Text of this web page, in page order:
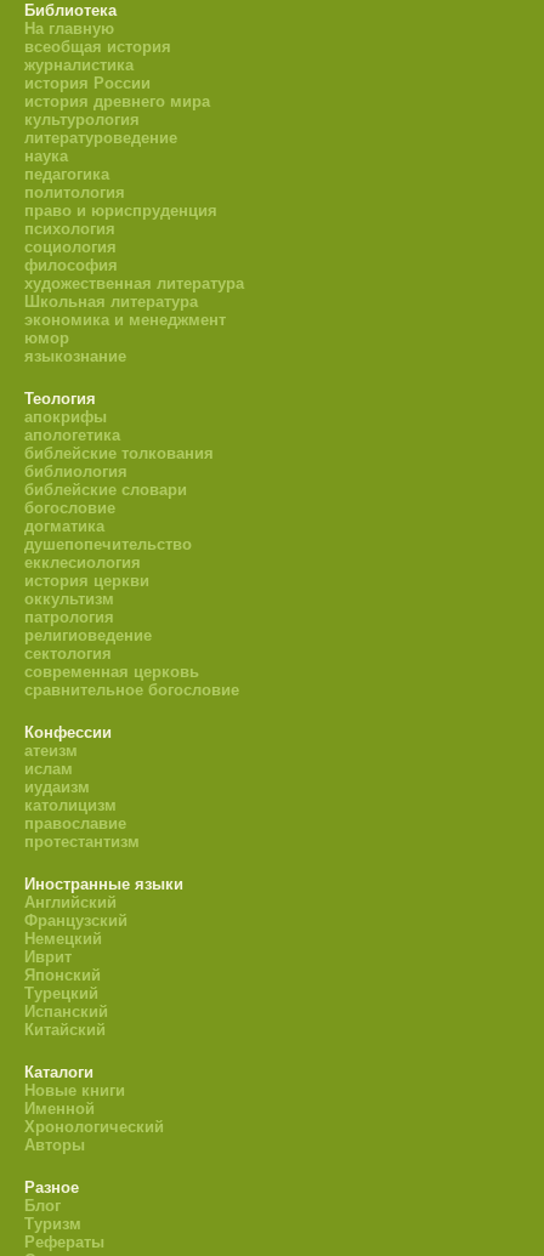
Библиотека
На главную
всеобщая история
журналистика
история России
история древнего мира
культурология
литературоведение
наука
педагогика
политология
право и юриспруденция
психология
социология
философия
художественная литература
Школьная литература
экономика и менеджмент
юмор
языкознание
Теология
апокрифы
апологетика
библейские толкования
библиология
библейские словари
богословие
догматика
душепопечительство
екклесиология
история церкви
оккультизм
патрология
религиоведение
сектология
современная церковь
сравнительное богословие
Конфессии
атеизм
ислам
иудаизм
католицизм
православие
протестантизм
Иностранные языки
Английский
Французский
Немецкий
Иврит
Японский
Турецкий
Испанский
Китайский
Каталоги
Новые книги
Именной
Хронологический
Авторы
Разное
Блог
Туризм
Рефераты